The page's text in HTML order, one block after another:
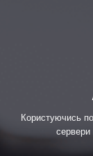
Користуючись
сервери